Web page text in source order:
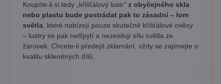
Koupíte-li si tedy „křišťálový lustr" z obyčejného skla
nebo plastu bude postrádat pak to zásadní – lom
světla , které nabízejí pouze skutečné křišťálové ověsy
– lustry se pak netřpytí a nezesilují sílu světla ze
žárovek. Chcete-li předejít zklamání, vždy se zajímejte o
kvalitu skleněných dílů.